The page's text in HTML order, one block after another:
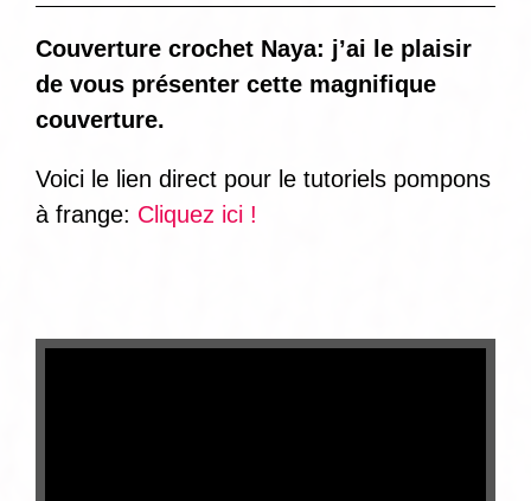
Couverture crochet Naya: j’ai le plaisir
de vous présenter cette magnifique
couverture.
Voici le lien direct pour le tutoriels pompons
à frange: Cliquez ici !